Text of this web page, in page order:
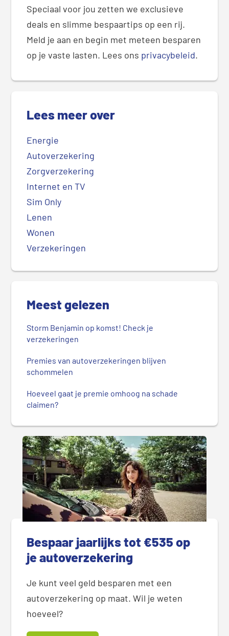
Speciaal voor jou zetten we exclusieve
deals en slimme bespaartips op een rij.
Meld je aan en begin met meteen besparen
op je vaste lasten. Lees ons privacybeleid.
Lees meer over
Energie
Autoverzekering
Zorgverzekering
Internet en TV
Sim Only
Lenen
Wonen
Verzekeringen
Meest gelezen
Storm Benjamin op komst! Check je
verzekeringen
Premies van autoverzekeringen blijven
schommelen
Hoeveel gaat je premie omhoog na schade
claimen?
Bespaar jaarlijks tot €535 op
je autoverzekering
Je kunt veel geld besparen met een
autoverzekering op maat. Wil je weten
hoeveel?